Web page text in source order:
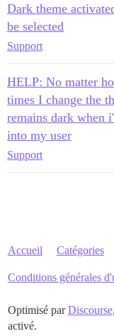
Dark theme
be selected
Support
HELP: No matter
times I change the
remains dark when
into my user
Support
Accueil Catégories
Conditions générales
Optimisé parDiscourse
activé.